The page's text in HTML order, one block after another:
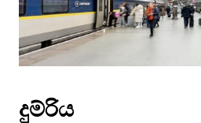
දුම්රිය